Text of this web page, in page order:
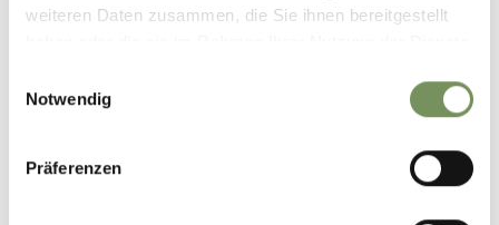
weiteren Daten zusammen, die Sie ihnen bereitgestellt
Notwendig
Präferenzen